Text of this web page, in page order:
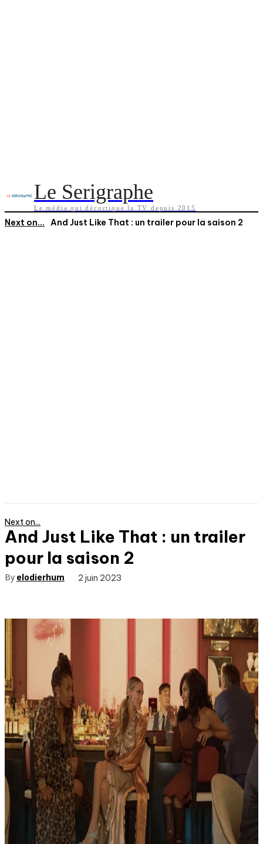
Le Serigraphe
Le média qui décortique la TV depuis 2015
Next on... And Just Like That : un trailer pour la saison 2
Next on...
And Just Like That : un trailer
pour la saison 2
By elodierhum 2 juin 2023